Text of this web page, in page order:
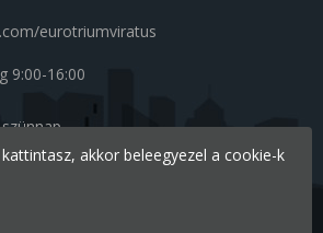
eurotriumviratus
9:00-16:00
szünnap
akkor beleegyezel a cookie-k